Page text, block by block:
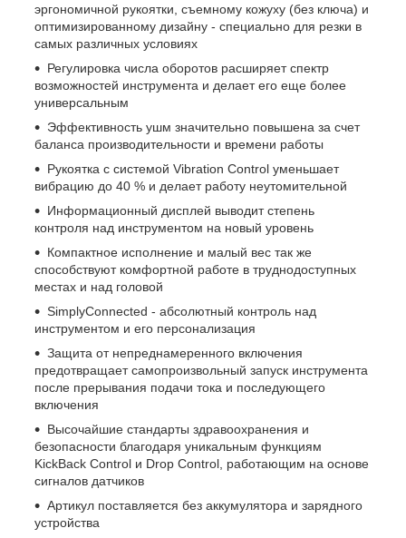
эргономичной рукоятки, съемному кожуху (без ключа) и
оптимизированному дизайну - специально для резки в
самых различных условиях
Регулировка числа оборотов расширяет спектр
возможностей инструмента и делает его еще более
универсальным
Эффективность ушм значительно повышена за счет
баланса производительности и времени работы
Рукоятка с системой Vibration Control уменьшает
вибрацию до 40 % и делает работу неутомительной
Информационный дисплей выводит степень
контроля над инструментом на новый уровень
Компактное исполнение и малый вес так же
способствуют комфортной работе в труднодоступных
местах и над головой
SimplyConnected - абсолютный контроль над
инструментом и его персонализация
Защита от непреднамеренного включения
предотвращает самопроизвольный запуск инструмента
после прерывания подачи тока и последующего
включения
Высочайшие стандарты здравоохранения и
безопасности благодаря уникальным функциям
KickBack Control и Drop Control, работающим на основе
сигналов датчиков
Артикул поставляется без аккумулятора и зарядного
устройства